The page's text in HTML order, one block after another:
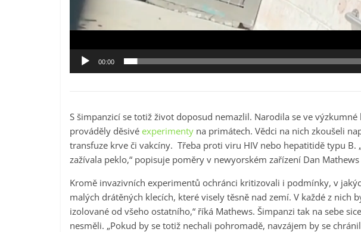
00:00
S šimpanzicí se totiž život doposud nemazlil. Narodila se ve
prováděly děsivé experimenty na primátech. Vědci na nich zkoušeli
transfuze krve či vakcíny. Třeba proti viru HIV nebo hepatitidě typu B.
zažívala peklo,“ popisuje poměry v newyorském zařízení Dan Mathews
Kromě invazivních experimentů ochránci kritizovali i podmínky, v
malých drátěných klecích, které visely těsně nad zemí. V každé z nich
izolované od všeho ostatního,“ říká Mathews. Šimpanzi tak na sebe
nesměli. „Pokud by se totiž nechali pohromadě, navzájem by se